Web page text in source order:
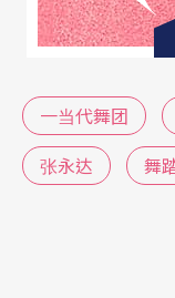
→手臂的连动，
体反应，而是
身体的官能反应
体通过这种意象
跃、滑动的身体
一当代舞团
张永达
舞